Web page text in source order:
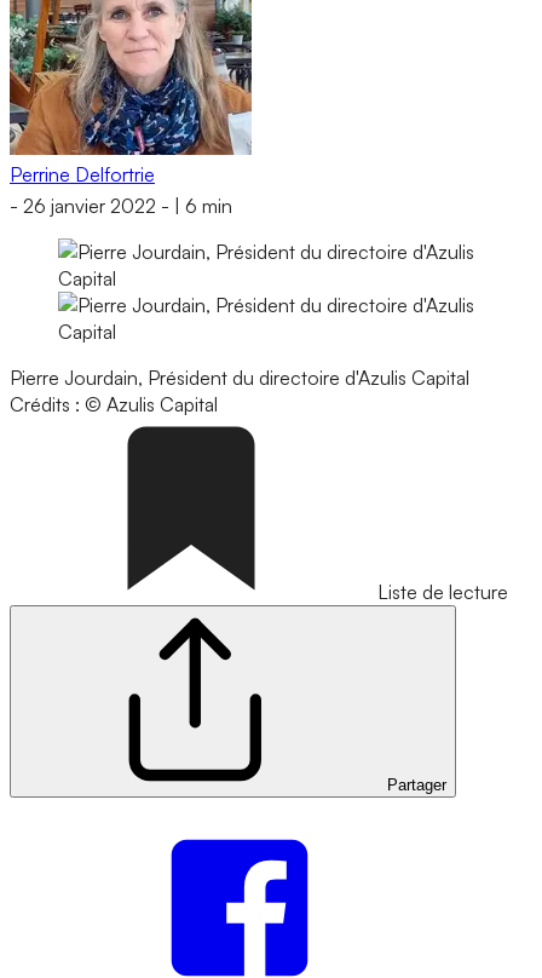
Perrine Delfortrie
- 26 janvier 2022 - 6 min
Pierre Jourdain, Président du directoire d'Azulis Capital
Crédits : © Azulis Capital
Liste de lecture
Partager